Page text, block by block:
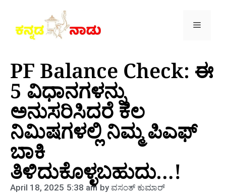
PF Balance Check: ಈ
5 ವಿಧಾನಗಳನ್ನು
ಅನುಸರಿಸಿದರೆ ಕೆಲ
ನಿಮಿಷಗಳಲ್ಲಿ ನಿಮ್ಮ ಪಿಎಫ್
ಬಾಕಿ
ತಿಳಿದುಕೊಳ್ಳಬಹುದು…!
April 18, 2025 5:38 am byವಸಂತ್‌ ಕುಮಾರ್‌